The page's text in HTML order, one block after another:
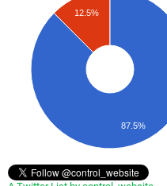
12.5%
87.5%